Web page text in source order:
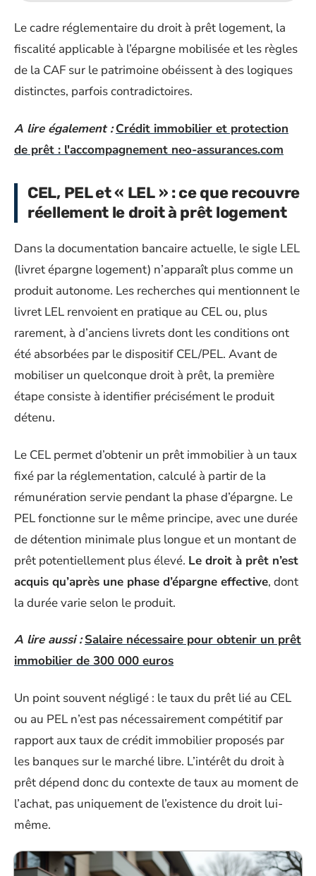
Le cadre réglementaire du droit à prêt logement, la
fiscalité applicable à l’épargne mobilisée et les règles
de la CAF sur le patrimoine obéissent à des logiques
distinctes, parfois contradictoires.
A lire également : Crédit immobilier et protection
de prêt : l'accompagnement neo-assurances.com
CEL, PEL et « LEL » : ce que recouvre
réellement le droit à prêt logement
Dans la documentation bancaire actuelle, le sigle LEL
(livret épargne logement) n’apparaît plus comme un
produit autonome. Les recherches qui mentionnent le
livret LEL renvoient en pratique au CEL ou, plus
rarement, à d’anciens livrets dont les conditions ont
été absorbées par le dispositif CEL/PEL. Avant de
mobiliser un quelconque droit à prêt, la première
étape consiste à identifier précisément le produit
détenu.
Le CEL permet d’obtenir un prêt immobilier à un taux
fixé par la réglementation, calculé à partir de la
rémunération servie pendant la phase d’épargne. Le
PEL fonctionne sur le même principe, avec une durée
de détention minimale plus longue et un montant de
prêt potentiellement plus élevé. Le droit à prêt n’est
acquis qu’après une phase d’épargne effective, dont
la durée varie selon le produit.
A lire aussi : Salaire nécessaire pour obtenir un prêt
immobilier de 300 000 euros
Un point souvent négligé : le taux du prêt lié au CEL
ou au PEL n’est pas nécessairement compétitif par
rapport aux taux de crédit immobilier proposés par
les banques sur le marché libre. L’intérêt du droit à
prêt dépend donc du contexte de taux au moment de
l’achat, pas uniquement de l’existence du droit lui-
même.